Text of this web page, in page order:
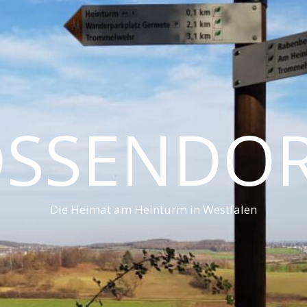
Die Heimat am Heinturm in Westfalen